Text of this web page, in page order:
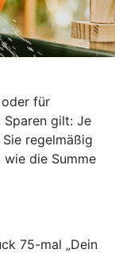
oder für
Sparen gilt: Je
regelmäßig
wie die Summe
75-mal „Dein